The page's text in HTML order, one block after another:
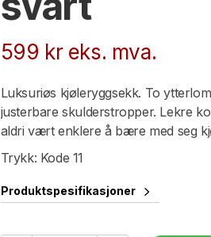
599 kr eks. mva.
Luksuriøs kjøleryggsekk. To
justerbare skulderstropper. Lekre
aldri vært enklere å bære med seg
Trykk: Kode 11
Produktspesifikasjoner